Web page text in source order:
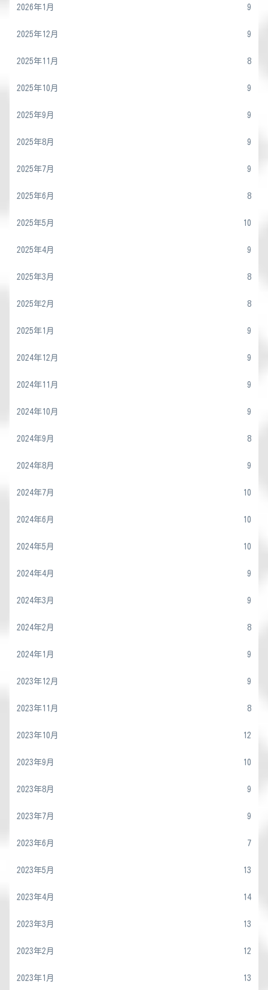
2026年1月 9
2025年12月 9
2025年11月 8
2025年10月 9
2025年9月 9
2025年8月 9
2025年7月 9
2025年6月 8
2025年5月 10
2025年4月 9
2025年3月 8
2025年2月 8
2025年1月 9
2024年12月 9
2024年11月 9
2024年10月 9
2024年9月 8
2024年8月 9
2024年7月 10
2024年6月 10
2024年5月 10
2024年4月 9
2024年3月 9
2024年2月 8
2024年1月 9
2023年12月 9
2023年11月 8
2023年10月 12
2023年9月 10
2023年8月 9
2023年7月 9
2023年6月 7
2023年5月 13
2023年4月 14
2023年3月 13
2023年2月 12
2023年1月 13